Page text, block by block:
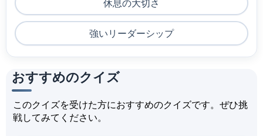
休息の大切さ
強いリーダーシップ
おすすめのクイズ
このクイズを受けた方におすすめのクイズです。ぜひ挑
戦してみてください。